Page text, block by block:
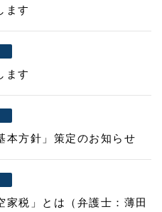
ます
ます
本方針」策定のお知らせ
家税」とは（弁護士：薄田